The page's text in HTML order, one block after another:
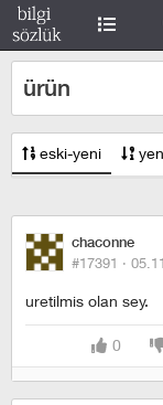
ürün
eski-yeni
chaconne
#17391 ·
uretilmis olan sey.
0